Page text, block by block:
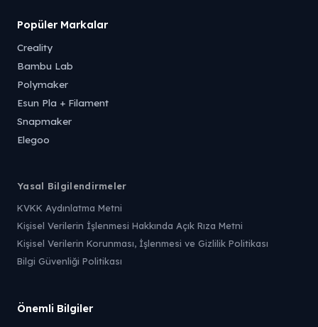
Popüler Markalar
Creality
Bambu Lab
Polymaker
Esun Pla + Filament
Snapmaker
Elegoo
Yasal Bilgilendirmeler
KVKK Aydınlatma Metni
Kişisel Verilerin İşlenmesi Hakkında Açık Rıza Metni
Kişisel Verilerin Korunması, İşlenmesi ve Gizlilik Politikası
Bilgi Güvenliği Politikası
Önemli Bilgiler